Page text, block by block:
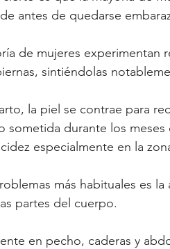
antes de quedarse
de mujeres
sintiéndolas
la piel se contrae para
sometida durante los
especialmente en la
más habituales es
partes del cuerpo.
en pecho, caderas y